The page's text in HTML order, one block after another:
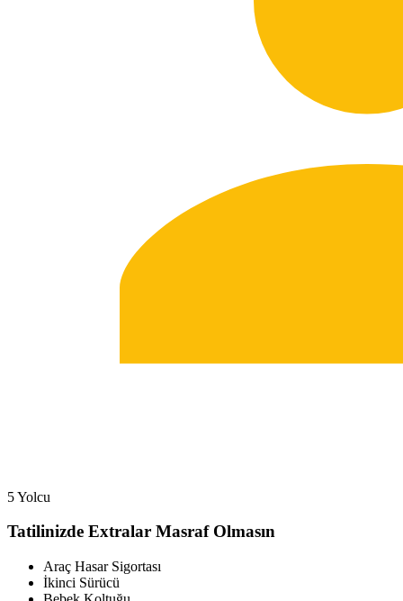
5 Yolcu
Tatilinizde Extralar Masraf Olmasın
Araç Hasar Sigortası
İkinci Sürücü